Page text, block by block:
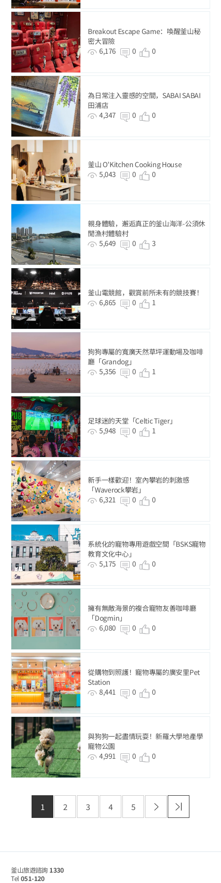
Breakout Escape Game：喚醒釜山秘
密大冒險
6,176
0 0
為日常注入靈感的空間，SABAI SABAI
田浦店
4,347
0 0
釜山 O'Kitchen Cooking House
5,043
0 0
親身體驗，邂逅真正的釜山海洋-公須休
閒漁村體驗村
5,649
0 3
釜山電競館，觀賞前所未有的競技賽！
6,865
0 1
狗狗專屬的寬廣天然草坪運動場及咖啡
廳「Grandog」
5,356
0 1
足球迷的天堂「Celtic Tiger」
5,948
0 1
新手一樣歡迎！室內攀岩的刺激感
「Waverock攀岩」
6,321
0 0
系統化的寵物專用遊戲空間「BSKS寵物
教育文化中心」
5,175
0 0
擁有無敵海景的複合寵物友善咖啡廳
「Dogmin」
6,080
0 0
從購物到照護！寵物專屬的廣安里Pet
Station
8,441
0 0
與狗狗一起盡情玩耍！新羅大學地產學
寵物公園
4,991
0 0
1 2 3 4 5
釜山旅遊諮詢 1330
Tel 051-120